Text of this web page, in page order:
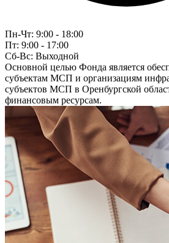
Пн-Чт: 9:00 - 18:00
Пт: 9:00 - 17:00
Сб-Вс: Выходной
Основной целью Фонда является
субъектам МСП и организациям
субъектов МСП в Оренбургской
финансовым ресурсам.